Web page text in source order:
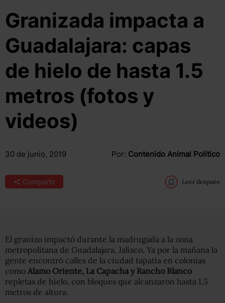
Granizada impacta a
Guadalajara: capas
de hielo de hasta 1.5
metros (fotos y
videos)
30 de junio, 2019 Por: Contenido Animal Político
Compartir Leer después
El granizo impactó durante la madrugada a la zona
metropolitana de Guadalajara, Jalisco. Ya por la mañana la
gente encontró calles de la ciudad tapatía en colonias
como Alamo Oriente, La Capacha y Rancho Blanco
repletas de hielo, con bloques que alcanzaron hasta 1.5
metros de altura.